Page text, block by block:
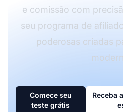
e comissão com
seu programa de
poderosas criadas
Comece seu
teste grátis
Receba